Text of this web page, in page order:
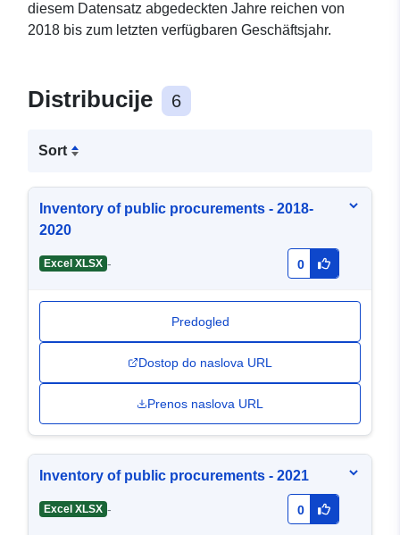
diesem Datensatz abgedeckten Jahre reichen von
2018 bis zum letzten verfügbaren Geschäftsjahr.
Distribucije 6
Sort
Inventory of public procurements - 2018-
2020
Excel XLSX - 0
Predogled
Dostop do naslova URL
Prenos naslova URL
Inventory of public procurements - 2021
Excel XLSX - 0